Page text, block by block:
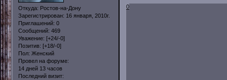
Откуда: Ростов-на-Дону
Зарегистрирован: 16 января, 2010г.
Приглашений: 0
Сообщений: 469
Уважение: [+24/-0]
Позитив: [+18/-0]
Пол: Женский
Провел на форуме:
14 дней 13 часов
Последний визит:
0